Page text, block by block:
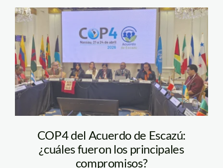
COP4 Escazú. Fotos.
Cepal (3)
COP4 del Acuerdo de Escazú:
¿cuáles fueron los principales
compromisos?